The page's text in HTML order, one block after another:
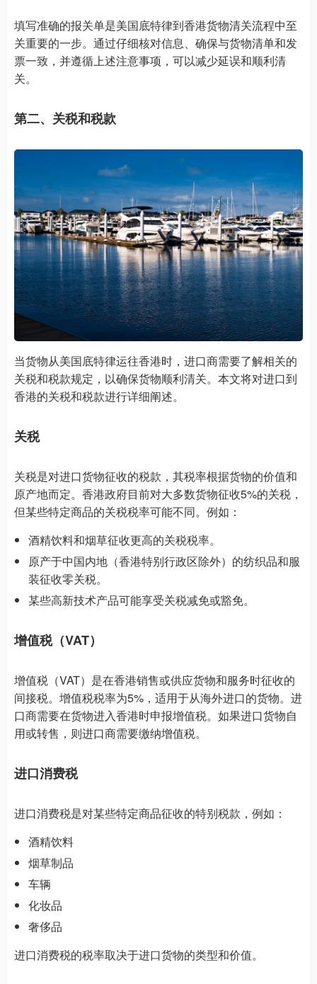
填写准确的报关单是美国底特律到香港货物清关流程中至
关重要的一步。通过仔细核对信息、确保与货物清单和发
票一致，并遵循上述注意事项，可以减少延误和顺利清
关。
第二、关税和税款
当货物从美国底特律运往香港时，进口商需要了解相关的
关税和税款规定，以确保货物顺利清关。本文将对进口到
香港的关税和税款进行详细阐述。
关税
关税是对进口货物征收的税款，其税率根据货物的价值和
原产地而定。香港政府目前对大多数货物征收5%的关税，
但某些特定商品的关税税率可能不同。例如：
酒精饮料和烟草征收更高的关税税率。
原产于中国内地（香港特别行政区除外）的纺织品和服
装征收零关税。
某些高新技术产品可能享受关税减免或豁免。
增值税（VAT）
增值税（VAT）是在香港销售或供应货物和服务时征收的
间接税。增值税税率为5%，适用于从海外进口的货物。进
口商需要在货物进入香港时申报增值税。如果进口货物自
用或转售，则进口商需要缴纳增值税。
进口消费税
进口消费税是对某些特定商品征收的特别税款，例如：
酒精饮料
烟草制品
车辆
化妆品
奢侈品
进口消费税的税率取决于进口货物的类型和价值。